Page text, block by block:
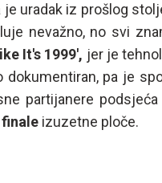
je uradak iz prošlog
nevažno, no svi
It's 1999', jer je
dokumentiran, pa je
partijanere
izuzetne ploče.